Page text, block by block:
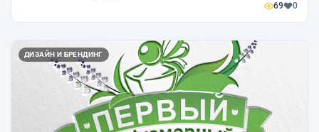
69 0
ДИЗАЙН И БРЕНДИНГ